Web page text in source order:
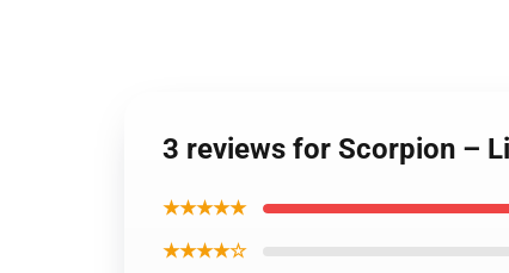
3 reviews for Scorpion –
★★★★★
★★★★☆